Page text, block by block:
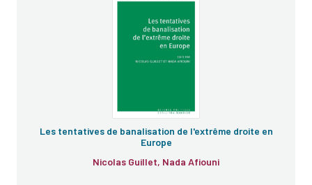
Les tentatives de banalisation de l'extrême droite en
Europe
Nicolas Guillet, Nada Afiouni